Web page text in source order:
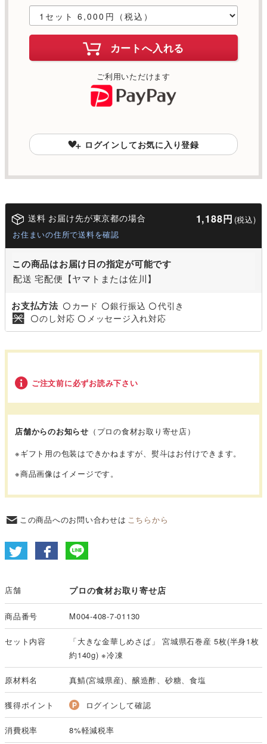
カートへ入れる
ご利用いただけます
ログインしてお気に入り登録
送料 お届け先が東京都の場合 1,188円 (税込)
お住まいの住所で送料を確認
この商品はお届け日の指定が可能です
配送 宅配便【ヤマトまたは佐川】
お支払方法 〇 カード 〇銀行振込 〇代引き
〇のし対応 〇 メッセージ入れ対応
ご注文前に必ずお読み下さい
店舗からのお知らせ （プロの食材お取り寄せ店）
※ギフト用の包装はできかねますが、熨斗はお付けできます。
※商品画像はイメージです。
この商品へのお問い合わせは こちらから
店舗 プロの食材お取り寄せ店
商品番号 M004-408-7-01130
セット内容
「大きな金華しめさば」 宮城県石巻産 5枚(半身1枚
約140g) ※冷凍
原材料名 真鯖(宮城県産)、醸造酢、砂糖、食塩
獲得ポイント ログインして確認
消費税率 8%軽減税率